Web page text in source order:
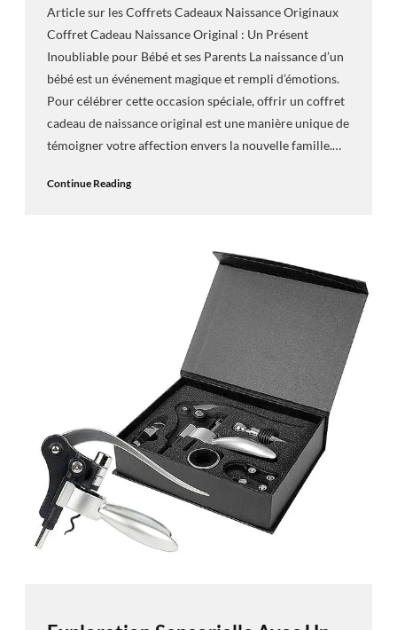
Article sur les Coffrets Cadeaux Naissance Originaux
Coffret Cadeau Naissance Original : Un Présent
Inoubliable pour Bébé et ses Parents La naissance d’un
bébé est un événement magique et rempli d’émotions.
Pour célébrer cette occasion spéciale, offrir un coffret
cadeau de naissance original est une manière unique de
témoigner votre affection envers la nouvelle famille.…
Continue Reading